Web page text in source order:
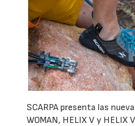
SCARPA presenta las
WOMAN, HELIX V y HELIX